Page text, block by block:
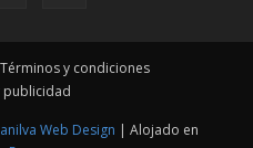
Términos y condiciones
publicidad
Web Design | Alojado en